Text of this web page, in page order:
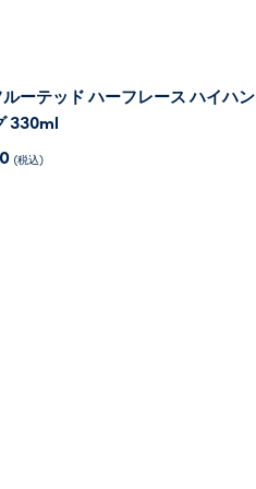
ーテッド ハーフレース ハイハン
330ml
(税込)